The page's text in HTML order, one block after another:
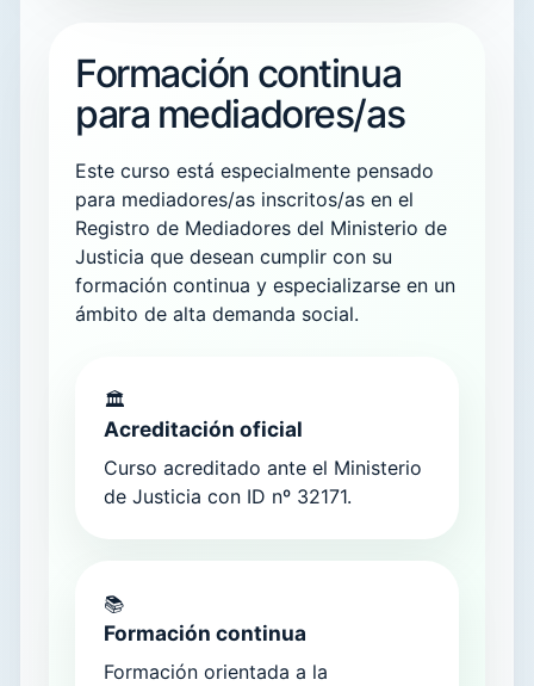
Formación continua
para mediadores/as
Este curso está especialmente pensado
para mediadores/as inscritos/as en el
Registro de Mediadores del Ministerio de
Justicia que desean cumplir con su
formación continua y especializarse en un
ámbito de alta demanda social.
🏛️
Acreditación oficial
Curso acreditado ante el Ministerio
de Justicia con ID nº 32171.
📚
Formación continua
Formación orientada a la